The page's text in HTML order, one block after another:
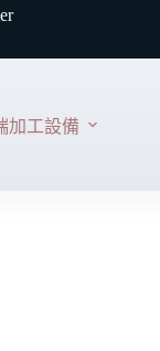
加工設備